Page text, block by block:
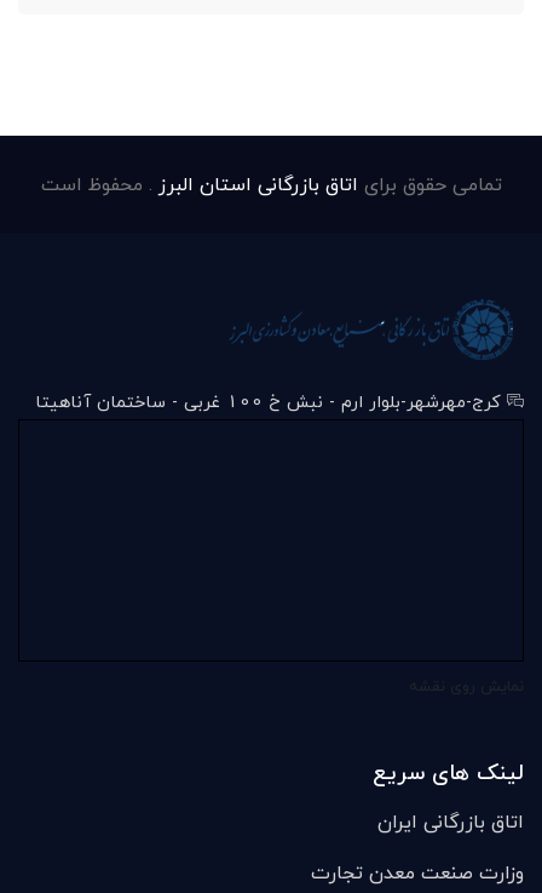
تمامی حقوق برای اتاق بازرگانی استان البرز . محفوظ است
کرج-مهرشهر-بلوار ارم - نبش خ 100 غربی - ساختمان آناهیتا
لینک های سریع
اتاق بازرگانی ایران
وزارت صنعت معدن تجارت